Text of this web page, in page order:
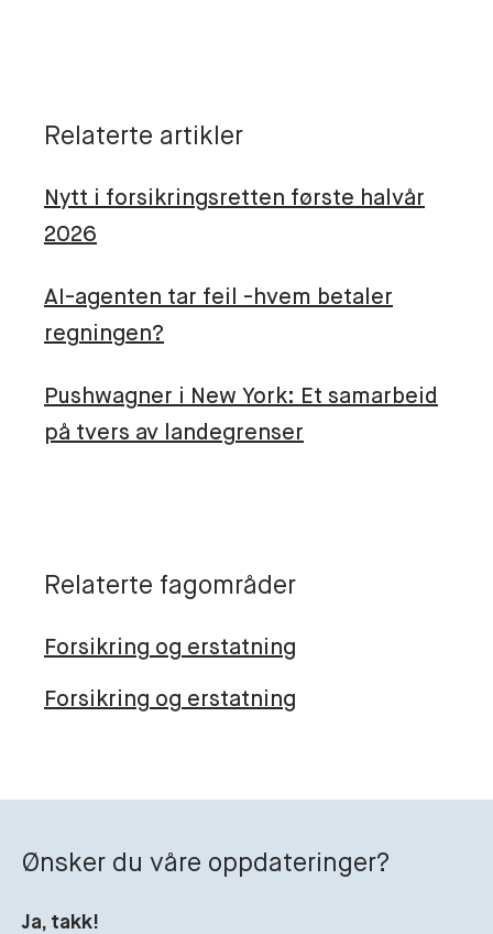
Relaterte artikler
Nytt i forsikringsretten første halvår
2026
AI-agenten tar feil -hvem betaler
regningen?
Pushwagner i New York: Et samarbeid
på tvers av landegrenser
Relaterte fagområder
Forsikring og erstatning
Forsikring og erstatning
Ønsker du våre oppdateringer?
Ja, takk!